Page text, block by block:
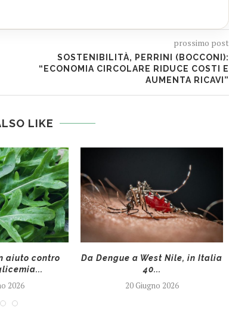
prossimo post
SOSTENIBILITÀ, PERRINI (BOCCONI):
“ECONOMIA CIRCOLARE RIDUCE COSTI E
AUMENTA RICAVI”
LIKE
aiuto contro
2026
Da Dengue a West Nile, in Italia
40...
20 Giugno 2026